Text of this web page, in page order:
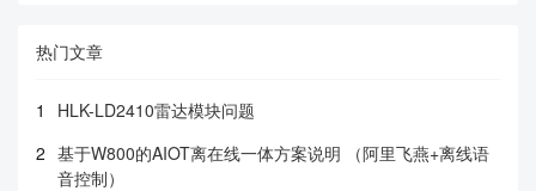
热门文章
1
HLK-LD2410雷达模块问题
2 基于W800的AIOT离在线一体方案说明 （阿里飞燕+离线语
音控制）